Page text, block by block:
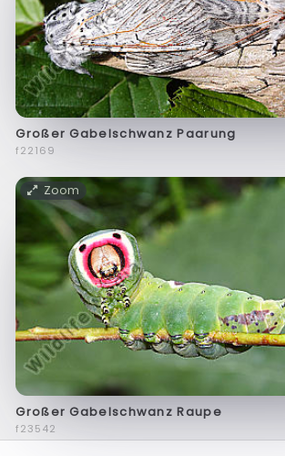
Großer Gabelschwanz Paarung
f22169
Zoom
Großer Gabelschwanz Raupe
f23542